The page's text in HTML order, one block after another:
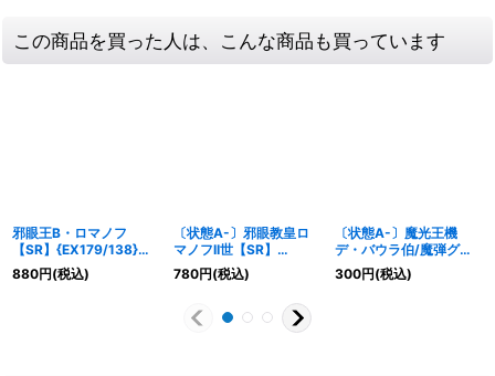
この商品を買った人は、こんな商品も買っています
邪眼王B・ロマノフ
【SR】{EX179/138}
《闇》
880円(税込)
〔状態A-〕邪眼教皇ロ
マノフII世【SR】
{RP1913B/20}《闇》
780円(税込)
〔状態A-〕魔光王機
デ・バウラ伯/魔弾グロ
ーリー・ゲート【U】
{EX1774/138}《光》
300円(税込)